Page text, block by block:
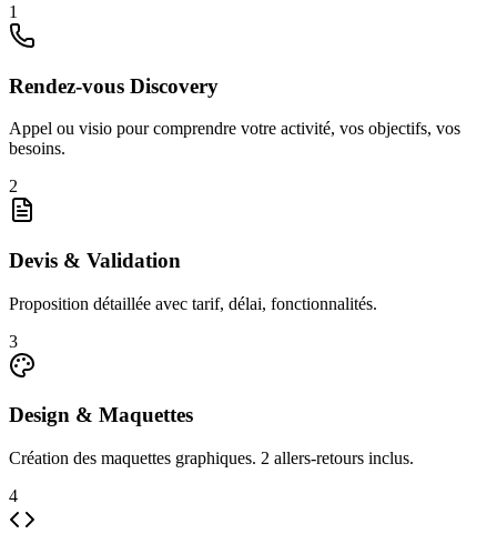
1
Rendez-vous Discovery
Appel ou visio pour comprendre votre activité, vos objectifs, vos
besoins.
2
Devis & Validation
Proposition détaillée avec tarif, délai, fonctionnalités.
3
Design & Maquettes
Création des maquettes graphiques. 2 allers-retours inclus.
4